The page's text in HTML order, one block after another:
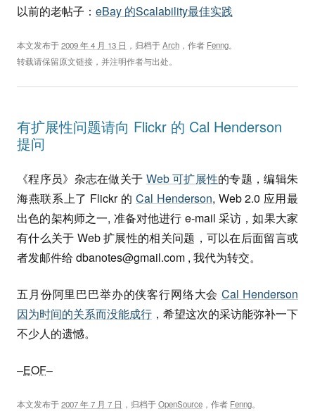
以前的老帖子： eBay 的Scalability最佳实践
本文发布于2009 年 4 月 13 日 ，归档于Arch ，作者 Fenng。
转载请保留原文链接，并注明作者与出处。
有扩展性问题请向 Flickr 的 Cal Henderson
提问
《程序员》杂志在做关于 Web 可扩展性的专题，编辑朱
海燕联系上了 Flickr 的Cal Henderson, Web 2.0 应用最
出色的架构师之一, 准备对他进行 e-mail 采访，如果大家
有什么关于 Web 扩展性的相关问题，可以在后面留言或
者发邮件给dbanotes@gmail.com , 我代为转交。
五月份阿里巴巴举办的侠客行网络大会Cal Henderson
因为时间的关系而没能成行 ，希望这次的采访能弥补一下
不少人的遗憾。
–EOF–
本文发布于2007 年 7 月 7 日 ，归档于OpenSource ，作者 Fenng。